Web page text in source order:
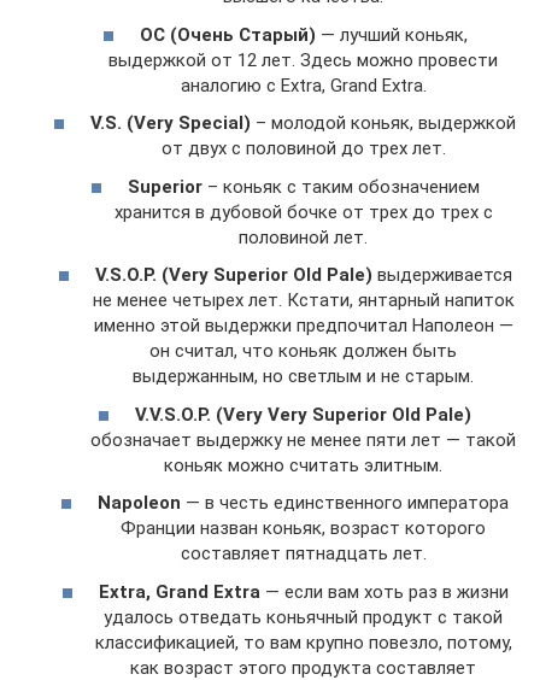
ОС (Очень Старый) — лучший коньяк,
выдержкой от 12 лет. Здесь можно провести
аналогию с Extra, Grand Extra.
V.S. (Very Special) – молодой коньяк, выдержкой
от двух с половиной до трех лет.
Superior– коньяк с таким обозначением
хранится в дубовой бочке от трех до трех с
половиной лет.
V.S.O.P. (Very Superior Old Pale) выдерживается
не менее четырех лет. Кстати, янтарный напиток
именно этой выдержки предпочитал Наполеон —
он считал, что коньяк должен быть
выдержанным, но светлым и не старым.
V.V.S.O.P. (Very Very Superior Old Pale)
обозначает выдержку не менее пяти лет — такой
коньяк можно считать элитным.
Napoleon — в честь единственного императора
Франции назван коньяк, возраст которого
составляет пятнадцать лет.
Extra, Grand Extra — если вам хоть раз в жизни
удалось отведать коньячный продукт с такой
классификацией, то вам крупно повезло, потому,
как возраст этого продукта составляет